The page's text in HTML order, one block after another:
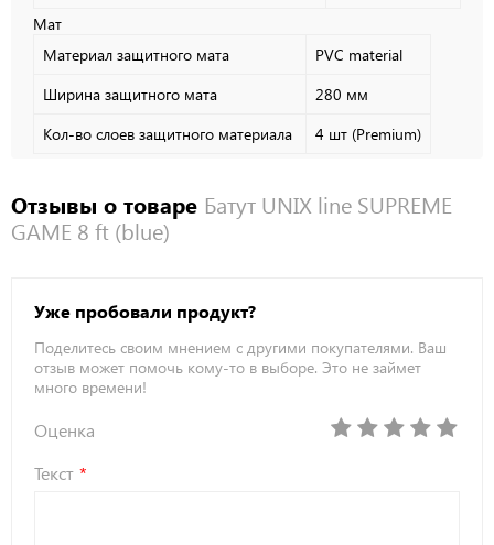
Мат
Материал защитного мата
PVC material
Ширина защитного мата
280 мм
Кол-во слоев защитного материала
4 шт (Premium)
Отзывы о товаре Батут UNIX line SUPREME
GAME 8 ft (blue)
Уже пробовали продукт?
Поделитесь своим мнением с другими покупателями. Ваш
отзыв может помочь кому-то в выборе. Это не займет
много времени!
Оценка
Текст